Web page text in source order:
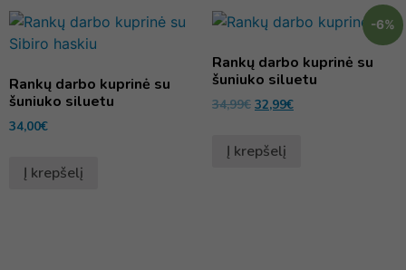
Rankų darbo kuprinė su
šuniuko siluetu
34,00€
Į krepšelį
-6%
Rankų darbo kuprinė su
šuniuko siluetu
34,99€ 32,99€
Į krepšelį